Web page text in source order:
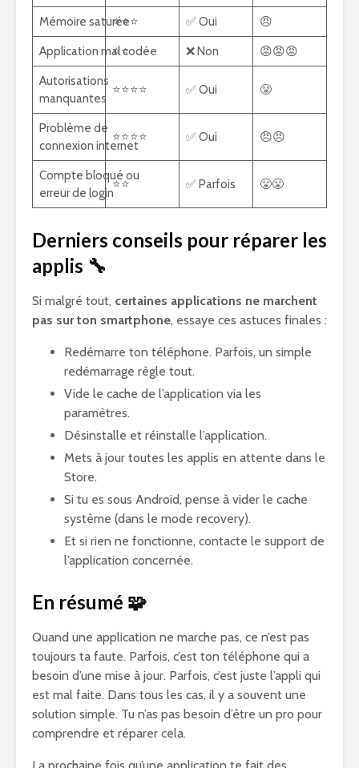
Mémoire saturée
⭐⭐⭐ ✅ Oui 😠
Application mal codée
⭐⭐ ❌ Non 😡😡😡
Autorisations
manquantes
⭐⭐⭐⭐ ✅ Oui 😤
Problème de
connexion internet
⭐⭐⭐⭐ ✅ Oui 😠😠
Compte bloqué ou
erreur de login
⭐⭐ ✅ Parfois 😤😤
Derniers conseils pour réparer les
applis 🔧
Si malgré tout, certaines applications ne marchent
pas sur ton smartphone, essaye ces astuces finales :
Redémarre ton téléphone. Parfois, un simple
redémarrage règle tout.
Vide le cache de l’application via les
paramètres.
Désinstalle et réinstalle l’application.
Mets à jour toutes les applis en attente dans le
Store.
Si tu es sous Android, pense à vider le cache
système (dans le mode recovery).
Et si rien ne fonctionne, contacte le support de
l’application concernée.
En résumé 🧩
Quand une application ne marche pas, ce n’est pas
toujours ta faute. Parfois, c’est ton téléphone qui a
besoin d’une mise à jour. Parfois, c’est juste l’appli qui
est mal faite. Dans tous les cas, il y a souvent une
solution simple. Tu n’as pas besoin d’être un pro pour
comprendre et réparer cela.